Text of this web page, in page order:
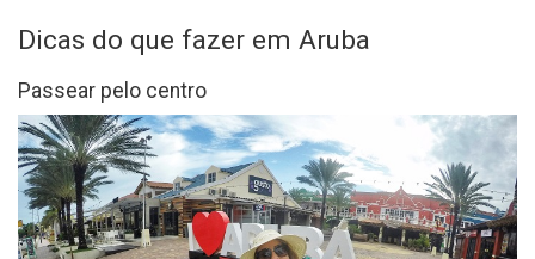
Dicas do que fazer em Aruba
Passear pelo centro